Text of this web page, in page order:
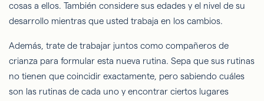
cosas a ellos. También considere sus edades y el nivel de su
desarrollo mientras que usted trabaja en los cambios.
Además, trate de trabajar juntos como compañeros de
crianza para formular esta nueva rutina. Sepa que sus rutinas
no tienen que coincidir exactamente, pero sabiendo cuáles
son las rutinas de cada uno y encontrar ciertos lugares